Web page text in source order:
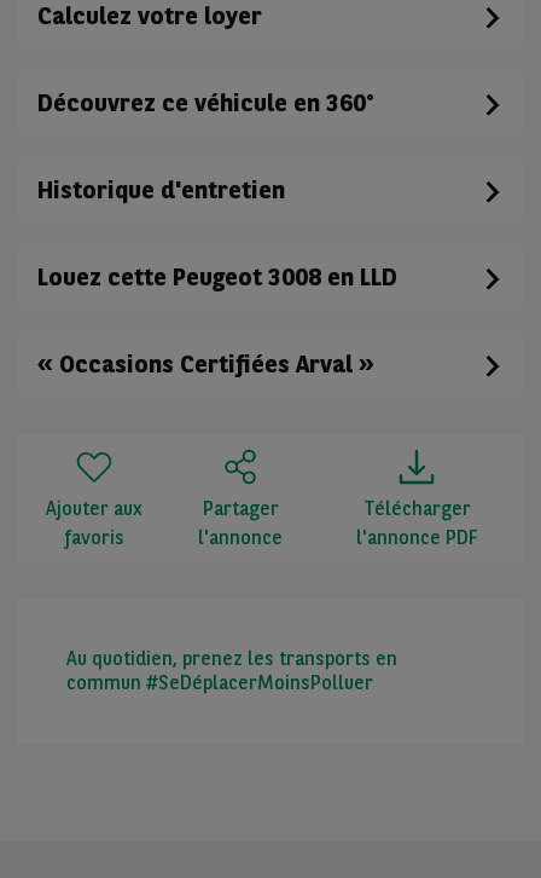
Calculez votre loyer
Découvrez ce véhicule en 360°
Historique d'entretien
Louez cette Peugeot 3008 en LLD
« Occasions Certifiées Arval »
Ajouter aux
favoris
Partager
l'annonce
Télécharger
l'annonce PDF
Au quotidien, prenez les transports en
commun #SeDéplacerMoinsPolluer